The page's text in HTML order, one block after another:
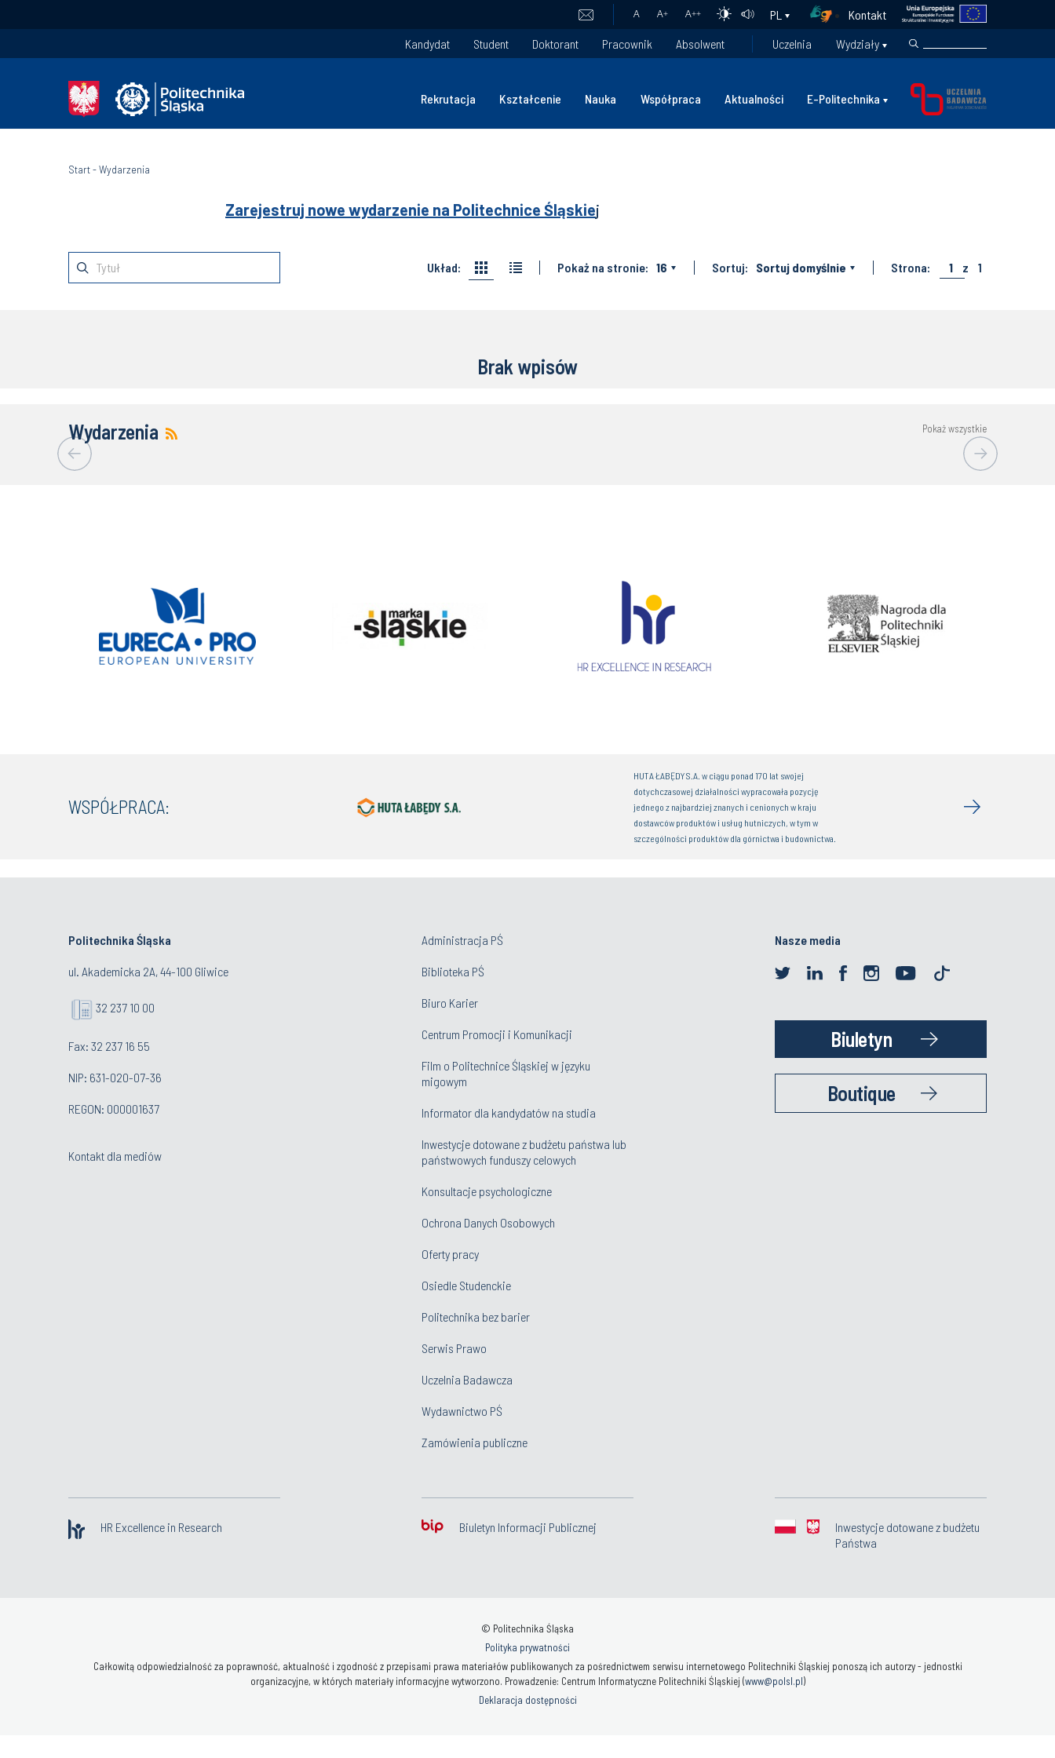
A A+ A++ PL
Kontakt
Kandydat
Student Doktorant Pracownik Absolwent Uczelnia Wydziały
Rekrutacja Kształcenie Nauka Współpraca Aktualności E-Politechnika
Start-Wydarzenia
Zarejestruj nowe wydarzenie na Politechnice Śląskiej
Układ: Pokaż na stronie: 16 Sortuj: Sortuj domyślnie Strona: 1 z 1
Brak wpisów
Wydarzenia Pokaż wszystkie
WSPÓŁPRACA:
HUTA ŁABĘDY S.A. w ciągu ponad 170 lat swojej
dotychczasowej działalności wypracowała pozycję
jednego z najbardziej znanych i cenionych w kraju
dostawców produktów i usług hutniczych, w tym w
szczególności produktów dla górnictwa i budownictwa.
Politechnika Śląska
ul. Akademicka 2A, 44-100 Gliwice
32 237 10 00
Fax: 32 237 16 55
NIP: 631-020-07-36
REGON: 000001637
Kontakt dla mediów
Administracja PŚ
Biblioteka PŚ
Biuro Karier
Centrum Promocji i Komunikacji
Film o Politechnice Śląskiej w języku
migowym
Informator dla kandydatów na studia
Inwestycje dotowane z budżetu państwa lub
państwowych funduszy celowych
Konsultacje psychologiczne
Ochrona Danych Osobowych
Oferty pracy
Osiedle Studenckie
Politechnika bez barier
Serwis Prawo
Uczelnia Badawcza
Wydawnictwo PŚ
Zamówienia publiczne
Nasze media
Biuletyn
Boutique
HR Excellence in Research Biuletyn Informacji Publicznej
Inwestycje dotowane z budżetu
Państwa
© Politechnika Śląska
Polityka prywatności
Całkowitą odpowiedzialność za poprawność, aktualność i zgodność z przepisami prawa materiałów publikowanych za pośrednictwem serwisu internetowego Politechniki Śląskiej ponoszą ich autorzy - jednostki
organizacyjne, w których materiały informacyjne wytworzono. Prowadzenie: Centrum Informatyczne Politechniki Śląskiej (www@polsl.pl)
Deklaracja dostępności